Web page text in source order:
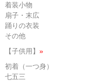
着装小物
扇子・末広
踊りの衣装
その他
【子供用】 »
初着（一つ身）
七五三